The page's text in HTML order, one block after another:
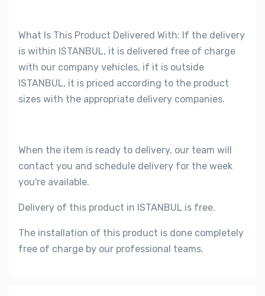
What Is This Product Delivered With: If the delivery
is within ISTANBUL, it is delivered free of charge
with our company vehicles, if it is outside
ISTANBUL, it is priced according to the product
sizes with the appropriate delivery companies.
When the item is ready to delivery, our team will
contact you and schedule delivery for the week
you're available.
Delivery of this product in ISTANBUL is free.
The installation of this product is done completely
free of charge by our professional teams.